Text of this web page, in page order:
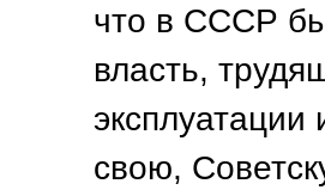
что в СССР
власть,
свою,